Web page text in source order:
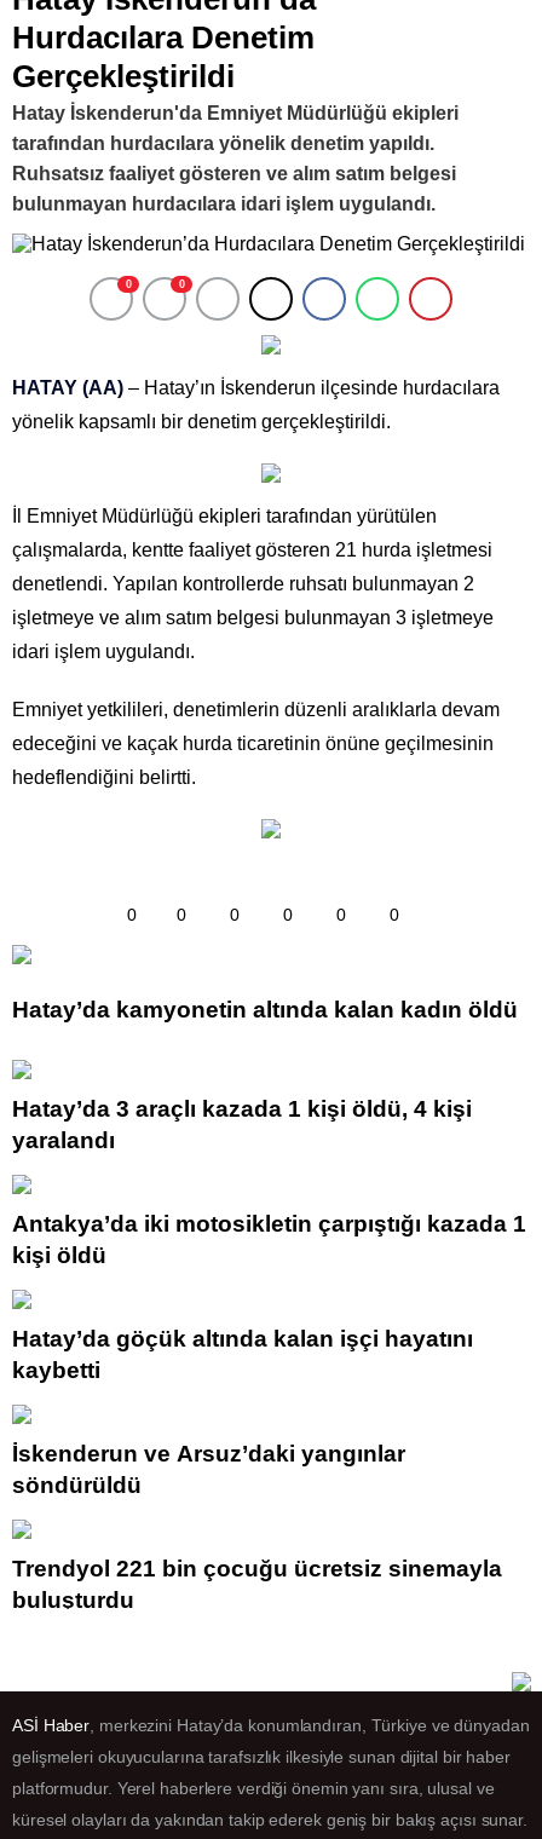
Hurdacılara Denetim
Gerçekleştirildi
Hatay İskenderun'da Emniyet Müdürlüğü ekipleri
tarafından hurdacılara yönelik denetim yapıldı.
Ruhsatsız faaliyet gösteren ve alım satım belgesi
bulunmayan hurdacılara idari işlem uygulandı.
0 0
HATAY (AA) – Hatay’ın İskenderun ilçesinde hurdacılara
yönelik kapsamlı bir denetim gerçekleştirildi.
İl Emniyet Müdürlüğü ekipleri tarafından yürütülen
çalışmalarda, kentte faaliyet gösteren 21 hurda işletmesi
denetlendi. Yapılan kontrollerde ruhsatı bulunmayan 2
işletmeye ve alım satım belgesi bulunmayan 3 işletmeye
idari işlem uygulandı.
Emniyet yetkilileri, denetimlerin düzenli aralıklarla devam
edeceğini ve kaçak hurda ticaretinin önüne geçilmesinin
hedeflendiğini belirtti.
0 0 0 0 0 0
Hatay’da kamyonetin altında kalan kadın öldü
Hatay’da 3 araçlı kazada 1 kişi öldü, 4 kişi
yaralandı
Antakya’da iki motosikletin çarpıştığı kazada 1
kişi öldü
Hatay’da göçük altında kalan işçi hayatını
kaybetti
İskenderun ve Arsuz’daki yangınlar
söndürüldü
Trendyol 221 bin çocuğu ücretsiz sinemayla
buluşturdu
ASİ Haber , merkezini Hatay’da konumlandıran, Türkiye ve dünyadan
gelişmeleri okuyucularına tarafsızlık ilkesiyle sunan dijital bir haber
platformudur. Yerel haberlere verdiği önemin yanı sıra, ulusal ve
küresel olayları da yakından takip ederek geniş bir bakış açısı sunar.